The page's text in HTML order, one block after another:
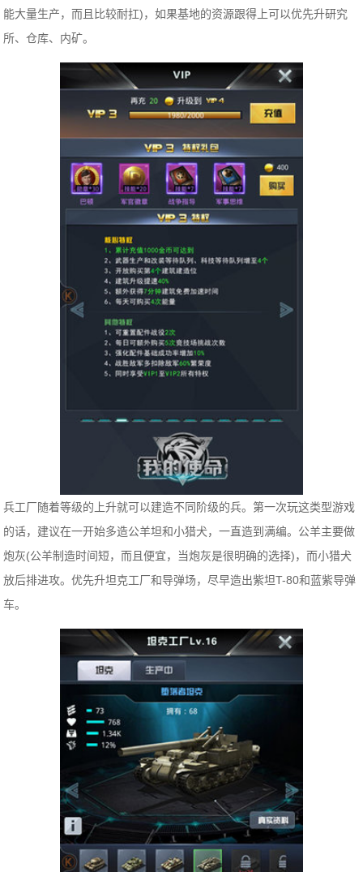
能大量生产，而且比较耐扛)，如果基地的资源跟得上可以优先升研究
所、仓库、内矿。
兵工厂随着等级的上升就可以建造不同阶级的兵。第一次玩这类型游戏
的话，建议在一开始多造公羊坦和小猎犬，一直造到满编。公羊主要做
炮灰(公羊制造时间短，而且便宜，当炮灰是很明确的选择)，而小猎犬
放后排进攻。优先升坦克工厂和导弹场，尽早造出紫坦T-80和蓝紫导弹
车。